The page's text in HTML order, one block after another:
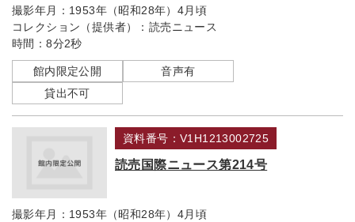
撮影年月： 1953年（昭和28年）4月頃
コレクション（提供者）： 読売ニュース
時間：8分2秒
館内限定公開
音声有
貸出不可
資料番号：V1H1213002725
読売国際ニュース第214号
撮影年月： 1953年（昭和28年）4月頃